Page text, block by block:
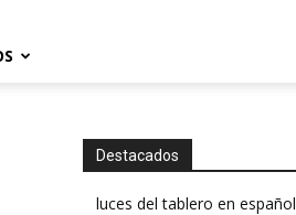
Destacados
luces del tablero en español